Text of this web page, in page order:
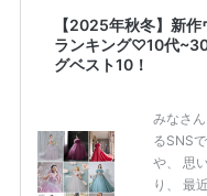
【2025年秋冬】新
ランキング♡10代
グベスト10！
みなさ
るSNS
や、 思
り、 最